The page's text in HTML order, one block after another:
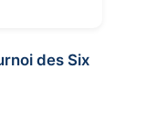
des Six